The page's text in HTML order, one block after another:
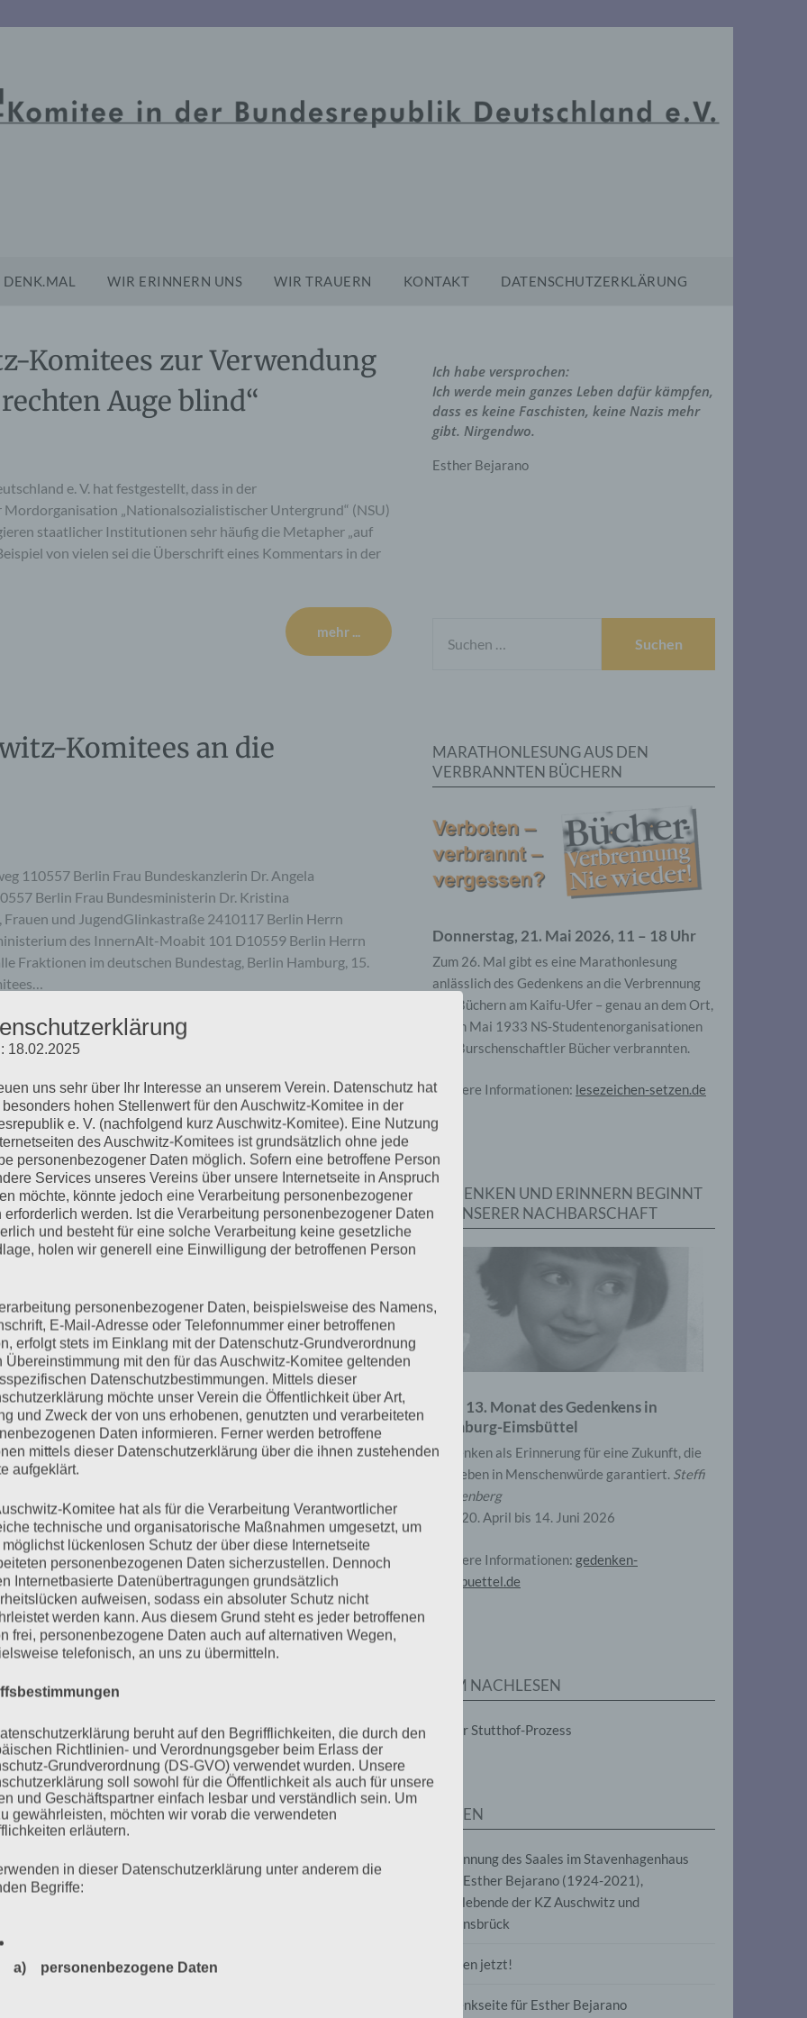
DENK.MAL WIR ERINNERN UNS WIR TRAUERN KONTAKT DATENSCHUTZERKLÄRUNG
Komitees zur Verwendung
Auge blind“
e. V. hat festgestellt, dass in der
„Nationalsozialistischer Untergrund“ (NSU)
staatlicher Institutionen sehr häufig die Metapher „auf
von vielen sei die Überschrift eines Kommentars in der
mehr ...
Komitees an die
110557 Berlin Frau Bundeskanzlerin Dr. Angela
Berlin Frau Bundesministerin Dr. Kristina
und JugendGlinkastraße 2410117 Berlin Herrn
des InnernAlt-Moabit 101 D10559 Berlin Herrn
Fraktionen im deutschen Bundestag, Berlin Hamburg, 15.
»Der Ankläger. Mit Gabriel
Prozess«
Gabriel Bach, Ankläger im Eichmann-Prozess (im
zum Anhören)
mehr ...
Auschwitz.
Gemeinsam Alt- und Neonazis am 13. Februar 2010 in
Dresden regelmäßiger „Gastgeber“ des größten
mehr als 6000 Neonazis aus dem In- und Ausland, über
Zurück 1 … 32 33 34
Ich habe versprochen:
Ich werde mein ganzes Leben dafür kämpfen,
dass es keine Faschisten, keine Nazis mehr
gibt. Nirgendwo.
Esther Bejarano
NACH:
MARATHONLESUNG AUS DEN
VERBRANNTEN BÜCHERN
Donnerstag, 21. Mai 2026, 11 – 18 Uhr
Zum 26. Mal gibt es eine Marathonlesung
anlässlich des Gedenkens an die Verbrennung
von Büchern am Kaifu-Ufer – genau an dem Ort,
wo im Mai 1933 NS-Studentenorganisationen
und Burschenschaftler Bücher verbrannten.
Weitere Informationen: lesezeichen-setzen.de
GEDENKEN UND ERINNERN BEGINNT
IN UNSERER NACHBARSCHAFT
Zum 13. Monat des Gedenkens in
Hamburg-Eimsbüttel
Gedenken als Erinnerung für eine Zukunft, die
ein Leben in Menschenwürde garantiert. Steffi
Wittenberg
Vom 20. April bis 14. Juni 2026
Weitere Informationen: gedenken-
eimsbuettel.de
ZUM NACHLESEN
Der Stutthof-Prozess
SEITEN
Benennung des Saales im Stavenhagenhaus
nach Esther Bejarano (1924-2021),
Überlebende der KZ Auschwitz und
Ravensbrück
Frieden jetzt!
Gedenkseite für Esther Bejarano
18.02.2025
uns sehr über Ihr Interesse an unserem Verein. Datenschutz hat
hohen Stellenwert für den Auschwitz-Komitee in der
e. V. (nachfolgend kurz Auschwitz-Komitee). Eine Nutzung
des Auschwitz-Komitees ist grundsätzlich ohne jede
personenbezogener Daten möglich. Sofern eine betroffene Person
Services unseres Vereins über unsere Internetseite in Anspruch
möchte, könnte jedoch eine Verarbeitung personenbezogener
erforderlich werden. Ist die Verarbeitung personenbezogener Daten
und besteht für eine solche Verarbeitung keine gesetzliche
holen wir generell eine Einwilligung der betroffenen Person
personenbezogener Daten, beispielsweise des Namens,
E-Mail-Adresse oder Telefonnummer einer betroffenen
erfolgt stets im Einklang mit der Datenschutz-Grundverordnung
Übereinstimmung mit den für das Auschwitz-Komitee geltenden
Datenschutzbestimmungen. Mittels dieser
möchte unser Verein die Öffentlichkeit über Art,
und Zweck der von uns erhobenen, genutzten und verarbeiteten
Daten informieren. Ferner werden betroffene
mittels dieser Datenschutzerklärung über die ihnen zustehenden
aufgeklärt.
Komitee hat als für die Verarbeitung Verantwortlicher
technische und organisatorische Maßnahmen umgesetzt, um
lückenlosen Schutz der über diese Internetseite
personenbezogenen Daten sicherzustellen. Dennoch
Internetbasierte Datenübertragungen grundsätzlich
aufweisen, sodass ein absoluter Schutz nicht
werden kann. Aus diesem Grund steht es jeder betroffenen
frei, personenbezogene Daten auch auf alternativen Wegen,
telefonisch, an uns zu übermitteln.
beruht auf den Begrifflichkeiten, die durch den
Richtlinien- und Verordnungsgeber beim Erlass der
Grundverordnung (DS-GVO) verwendet wurden. Unsere
soll sowohl für die Öffentlichkeit als auch für unsere
und Geschäftspartner einfach lesbar und verständlich sein. Um
gewährleisten, möchten wir vorab die verwendeten
erläutern.
in dieser Datenschutzerklärung unter anderem die
Begriffe:
a) personenbezogene Daten